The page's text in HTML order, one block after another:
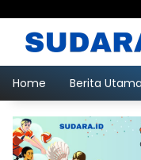
Home Berita Utama